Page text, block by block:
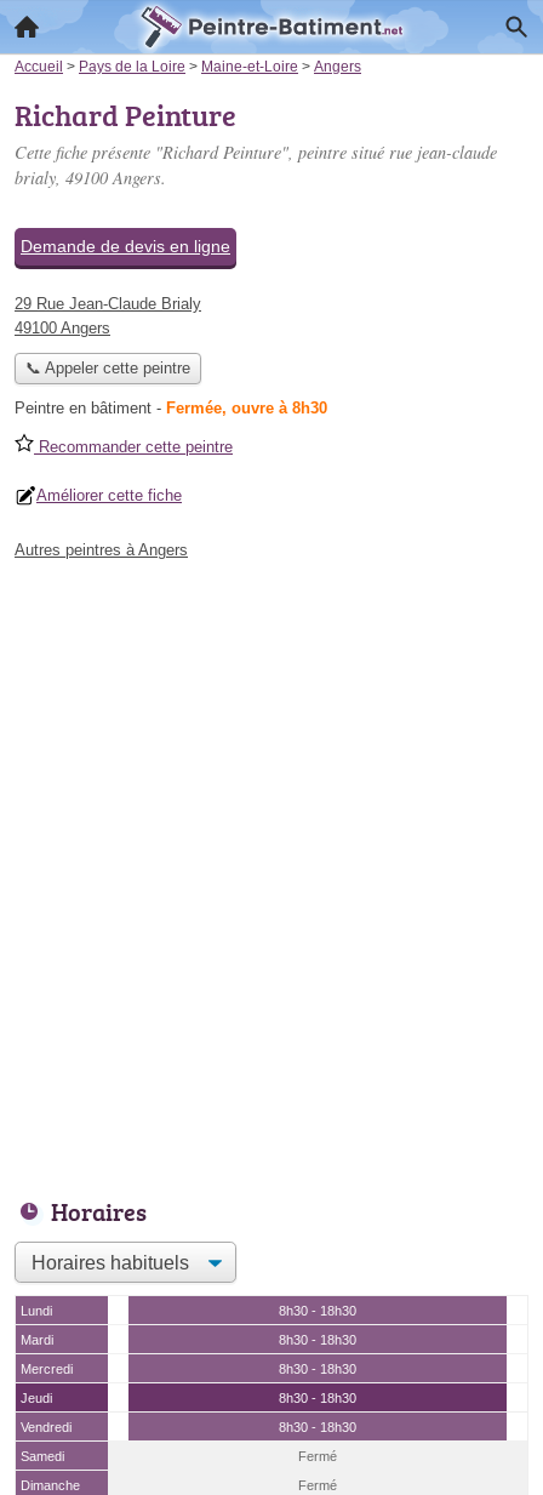
Accueil > Pays de la Loire > Maine-et-Loire > Angers
Richard Peinture
Cette fiche présente "Richard Peinture", peintre situé rue jean-claude
brialy, 49100 Angers.
Demande de devis en ligne
29 Rue Jean-Claude Brialy
49100 Angers
📞 Appeler cette peintre
Peintre en bâtiment - Fermée, ouvre à 8h30
Recommander cette peintre
Améliorer cette fiche
Autres peintres à Angers
Horaires
Lundi
8h30 - 18h30
Mardi
8h30 - 18h30
Mercredi
8h30 - 18h30
Jeudi
8h30 - 18h30
Vendredi
8h30 - 18h30
Samedi
Fermé
Dimanche
Fermé